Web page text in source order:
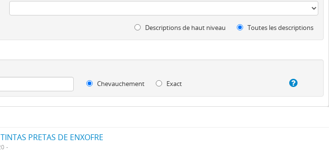
Descriptions de haut niveau Toutes les descriptions
Chevauchement
Exact
PRETAS DE ENXOFRE